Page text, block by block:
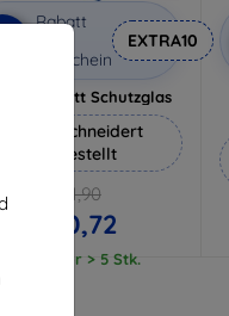
Rabatt
Gutschein
EXTRA10
Pure Matt Schutzglas
Maßgeschneidert
hergestellt
€ 11,90
€ 10,72
Auf Lager > 5 Stk.